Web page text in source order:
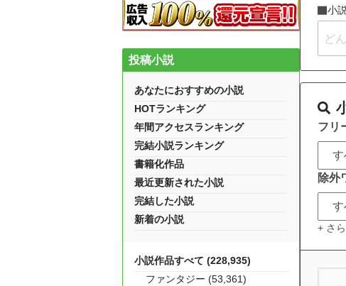
小
フリ
除外
+ さ
投稿小説
あなたにおすすめの小説
HOTランキング
年間アクセスランキング
完結小説ランキング
書籍化作品
最近更新された小説
完結した小説
新着の小説
小説作品すべて (228,935)
ファンタジー (53,361)